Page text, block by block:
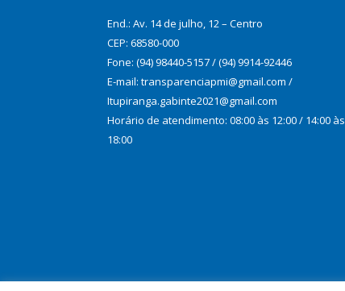
End.: Av. 14 de julho, 12 – Centro
CEP: 68580-000
Fone: (94) 98440-5157 / (94) 9914-92446
E-mail: transparenciapmi@gmail.com /
Itupiranga.gabinte2021@gmail.com
Horário de atendimento: 08:00 às 12:00 / 14:00 às
18:00